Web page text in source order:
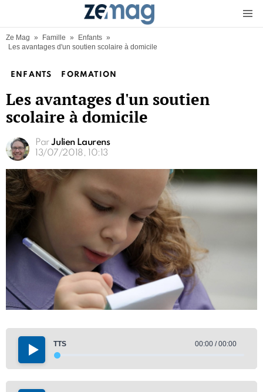
Ze Mag » Famille » Enfants »
Les avantages d'un soutien scolaire à domicile
ENFANTS FORMATION
Les avantages d'un soutien
scolaire à domicile
Par Julien Laurens
13/07/2018, 10:13
TTS 00:00 / 00:00